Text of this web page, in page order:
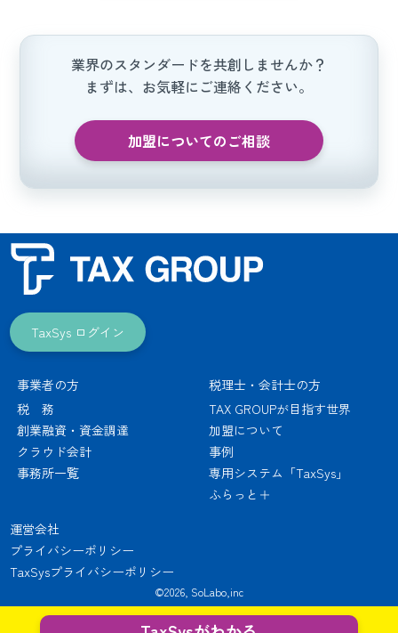
業界のスタンダードを共創しませんか？
まずは、お気軽にご連絡ください。
加盟についてのご相談
TaxSys ログイン
事業者の方
税 務
創業融資・資金調達
クラウド会計
事務所一覧
税理士・会計士の方
TAX GROUPが目指す世界
加盟について
事例
専用システム「TaxSys」
ふらっと＋
運営会社
プライバシーポリシー
TaxSysプライバシーポリシー
©2026, SoLabo,inc